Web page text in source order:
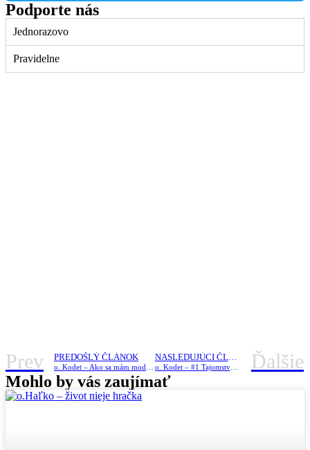
Podporte nás
Jednorazovo
Pravidelne
Prev PREDOŠLÝ ČLÁNOK NASLEDUJÚCI ČLÁNOK
o. Kodet – #1 Tajomstvo Krista v nás /prednáška/ Ďalšie
Mohlo by vás zaujímať